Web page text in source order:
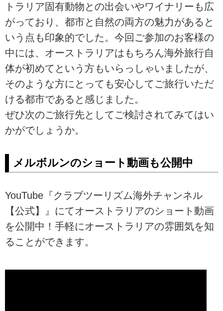
トラリア固有動物との出会いやワイナリーも広
がっており、都市と自然の両方の魅力があると
いう点も印象的でした。今回ご参加のお客様の
中には、オーストラリアはもちろん海外旅行自
体が初めてという方もいらっしゃいましたが、
そのような方にとっても安心してご旅行いただ
ける都市であると感じました。
ぜひ次のご旅行先としてご検討されてみてはい
かがでしょうか。
メルボルンのショート動画も公開中
YouTube『クラブツーリズム海外チャンネル
【公式】』にてオーストラリアのショート動画
を公開中！手軽にオーストラリアの雰囲気を知
ることができます。